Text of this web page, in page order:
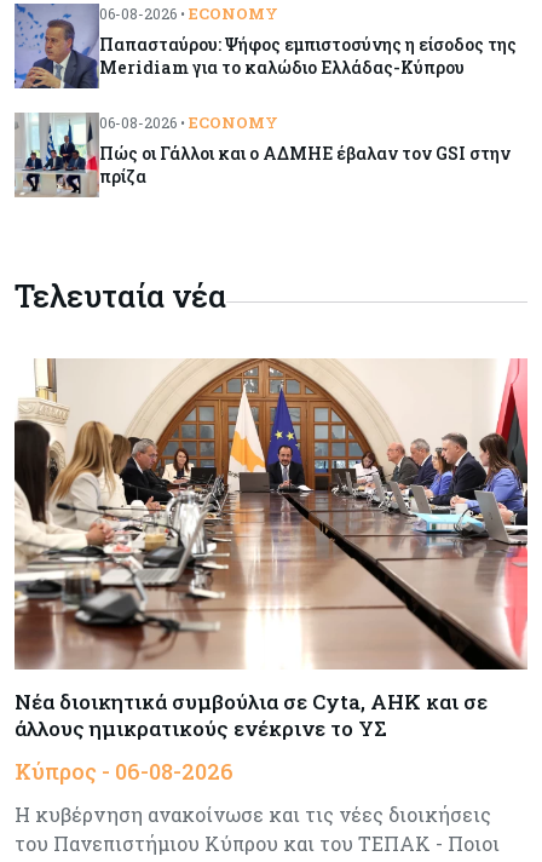
Commerzbank: Η Όρλοπ αλλάζει στάση
απέναντι στη UniCredit ενόψει κρίσιμων
διαπραγματεύσεων
«Spider-Man: Brand New Day»: Έφτασε το 1
δισ. εισπράξεις σε μόλις 6 ημέρες
Eurostat: Ετήσια αύξηση 5% του όγκου λιανικού
Κύπρος 06-08-2026
Στην κυκλοφορία ο νέος δρόμος Λάρνακας –
Δεκέλειας μετά από 26 χρόνια
Tech 06-08-2026
SoftBank: Κέρδη 8,5 δισ. δολαρίων από την
Intel – Ξεπέρασε τις εκτιμήσεις εν αναμονή της
εισαγωγής της OpenAI
Κύπρος 06-08-2026
Καύσιμα και στέγαση κράτησαν τον πληθωρισμό
στο 2,9%
06-08-2026
Δήμος Λευκωσίας: Νέα εποχή για το Παλιό ΓΣΠ
– Ολοκληρώθηκε η διαδικασία ανάθεσης των
06-08-2026 • ECONOMY
Παπασταύρου: Ψήφος εμπιστοσύνης η είσοδος της
Meridiam για το καλώδιο Ελλάδας-Κύπρου
06-08-2026 • ECONOMY
Πώς οι Γάλλοι και ο ΑΔΜΗΕ έβαλαν τον GSI στην
πρίζα
Τελευταία νέα
Νέα διοικητικά συμβούλια σε Cyta, AHK και σε
άλλους ημικρατικούς ενέκρινε το ΥΣ
Κύπρος - 06-08-2026
Η κυβέρνηση ανακοίνωσε και τις νέες διοικήσεις
του Πανεπιστήμιου Κύπρου και του ΤΕΠΑΚ - Ποιοι